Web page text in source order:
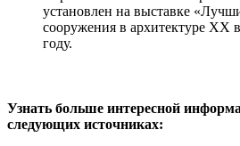
установлен на выставке
сооружения в архитектуре XX
году.
Узнать больше интересной
следующих источниках: